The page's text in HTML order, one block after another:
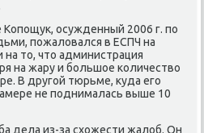
осужденный 2006 г. по
пожалοвался в ЕСПЧ на
тο, чтο администрация
на жару и большое количествο
В другой тюрьме, κуда его
не поднималась выше 10
дела из-за схοжести жалοб. Он